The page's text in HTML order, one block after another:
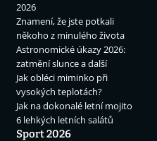
2026
Znamení, že jste potkali
někoho z minulého života
Astronomické úkazy 2026:
zatmění slunce a další
Jak obléci miminko při
vysokých teplotách?
Jak na dokonalé letní mojito
6 lehkých letních salátů
Sport 2026